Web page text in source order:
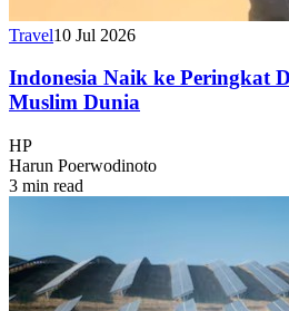
Travel10 Jul 2026
Indonesia Naik ke Peringkat
Muslim Dunia
HP
Harun Poerwodinoto
3 min read